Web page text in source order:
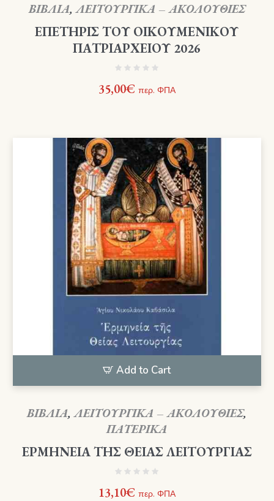
ΒΙΒΛΙΑ,ΛΕΙΤΟΥΡΓΙΚΑ – ΑΚΟΛΟΥΘΙΕΣ
ΕΠΕΤΗΡΙΣ ΤΟΥ ΟΙΚΟΥΜΕΝΙΚΟΥ
ΠΑΤΡΙΑΡΧΕΙΟΥ 2026
35,00€ περ. ΦΠΑ
Add to Cart
ΒΙΒΛΙΑ,ΛΕΙΤΟΥΡΓΙΚΑ – ΑΚΟΛΟΥΘΙΕΣ,
ΠΑΤΕΡΙΚΑ
ΕΡΜΗΝΕΙΑ ΤΗΣ ΘΕΙΑΣ ΛΕΙΤΟΥΡΓΙΑΣ
13,10€ περ. ΦΠΑ